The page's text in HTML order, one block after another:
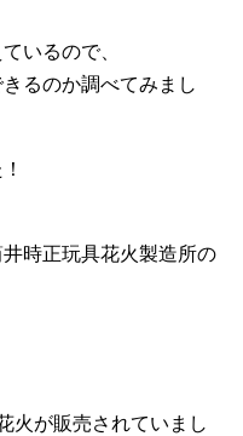
いるので、
るのか調べてみまし
時正玩具花火製造所の
火が販売されていまし